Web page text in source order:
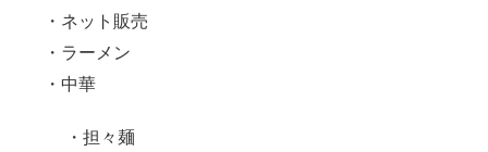
ネット販売
ラーメン
中華
担々麺